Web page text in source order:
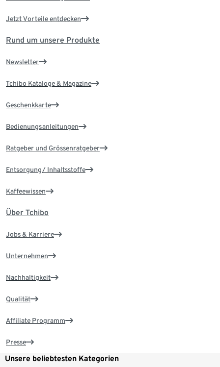
Jetzt Vorteile entdecken
Rund um unsere Produkte
Newsletter
Tchibo Kataloge & Magazine
Geschenkkarte
Bedienungsanleitungen
Ratgeber und Grössenratgeber
Entsorgung/ Inhaltsstoffe
Kaffeewissen
Über Tchibo
Jobs & Karriere
Unternehmen
Nachhaltigkeit
Qualität
Affiliate Programm
Presse
Unsere beliebtesten Kategorien